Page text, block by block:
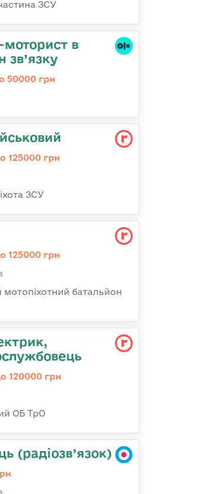
ЗСУ
моторист в
зв’язку
50000 грн
125000 грн
ЗСУ
125000 грн
мотопіхотний батальйон
120000 грн
ОБ ТрО
(радіозв’язок)